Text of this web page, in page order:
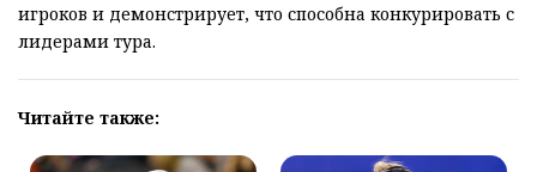
игроков и демонстрирует, что способна конкурировать с
лидерами тура.
Читайте также: